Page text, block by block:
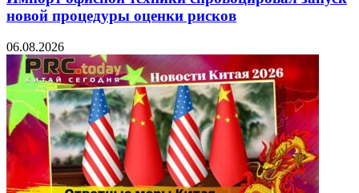
новой процедуры оценки рисков
06.08.2026